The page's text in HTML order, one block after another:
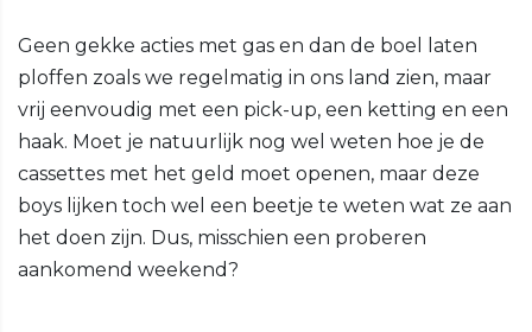
Geen gekke acties met gas en dan de boel laten
ploffen zoals we regelmatig in ons land zien, maar
vrij eenvoudig met een pick-up, een ketting en een
haak. Moet je natuurlijk nog wel weten hoe je de
cassettes met het geld moet openen, maar deze
boys lijken toch wel een beetje te weten wat ze aan
het doen zijn. Dus, misschien een proberen
aankomend weekend?